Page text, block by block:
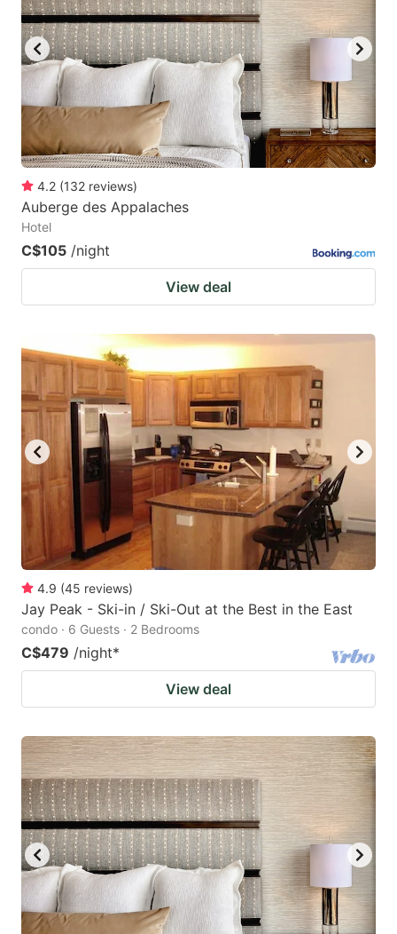
4.2 (132 reviews)
Auberge des Appalaches
Hotel
C$105 /night
View deal
4.9 (45 reviews)
Jay Peak - Ski-in / Ski-Out at the Best in the East
condo · 6 Guests · 2 Bedrooms
C$479 /night*
View deal